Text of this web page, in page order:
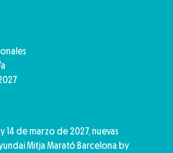
14 de marzo de 2027, nuevas
Mitja Marató Barcelona by